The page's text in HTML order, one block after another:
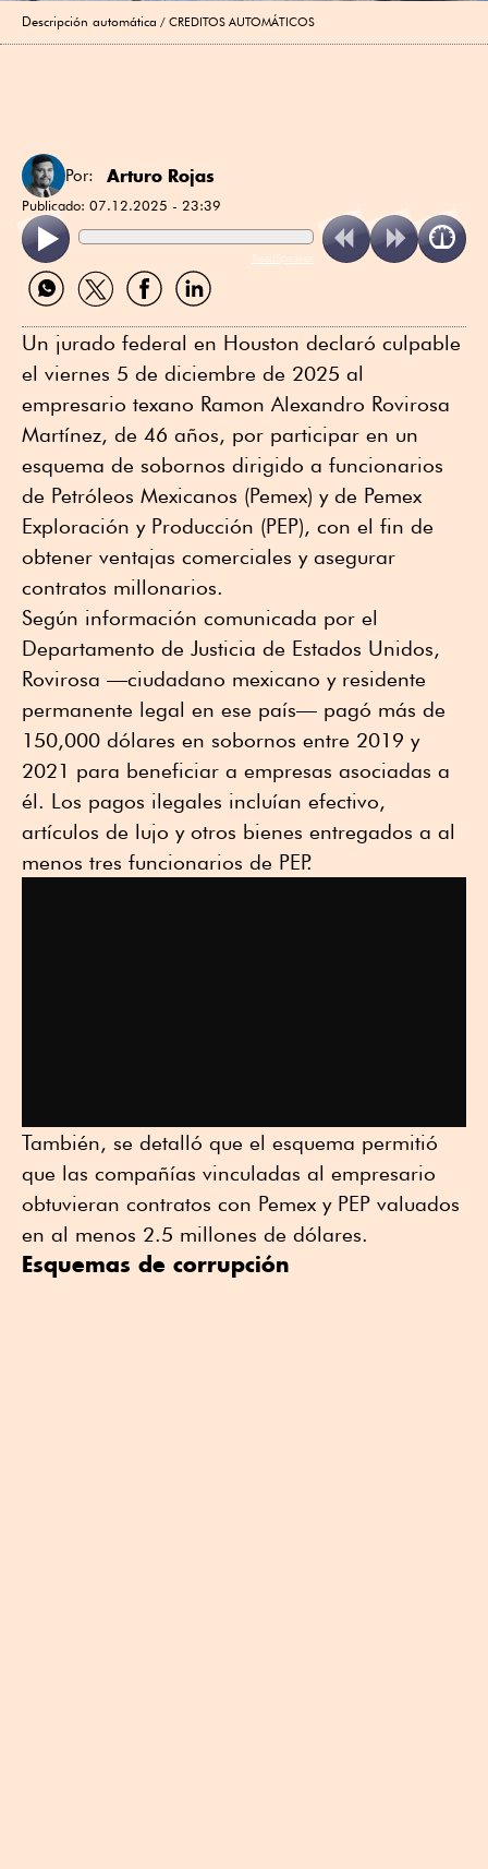
Descripción automática CREDITOS AUTOMÁTICOS
Por: Arturo Rojas
Publicado: 07.12.2025 - 23:39
ReadSpeaker
Compartir
por
Compartir
por
Compartir
por
Compartir
por
Un jurado federal en Houston declaró culpable
el viernes 5 de diciembre de 2025 al
empresario texano Ramon Alexandro Rovirosa
Martínez, de 46 años, por participar en un
esquema de sobornos dirigido a funcionarios
de Petróleos Mexicanos (Pemex) y de Pemex
Exploración y Producción (PEP), con el fin de
obtener ventajas comerciales y asegurar
contratos millonarios.
Según información comunicada por el
Departamento de Justicia de Estados Unidos,
Rovirosa —ciudadano mexicano y residente
permanente legal en ese país— pagó más de
150,000 dólares en sobornos entre 2019 y
2021 para beneficiar a empresas asociadas a
él. Los pagos ilegales incluían efectivo,
artículos de lujo y otros bienes entregados a al
menos tres funcionarios de PEP.
También, se detalló que el esquema permitió
que las compañías vinculadas al empresario
obtuvieran contratos con Pemex y PEP valuados
en al menos 2.5 millones de dólares.
Esquemas de corrupción